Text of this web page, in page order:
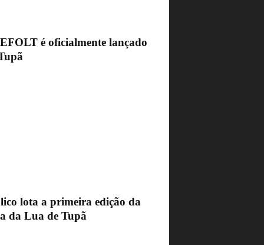
é oficialmente lançado
lota a primeira edição da
da Lua de Tupã